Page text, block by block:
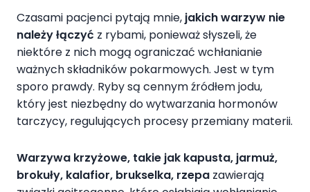
Czasami pacjenci pytają mnie, jakich warzyw nie
należy łączyć z rybami, ponieważ słyszeli, że
niektóre z nich mogą ograniczać wchłanianie
ważnych składników pokarmowych. Jest w tym
sporo prawdy. Ryby są cennym źródłem jodu,
który jest niezbędny do wytwarzania hormonów
tarczycy, regulujących procesy przemiany materii.
Warzywa krzyżowe, takie jak kapusta, jarmuż,
brokuły, kalafior, brukselka, rzepa zawierają